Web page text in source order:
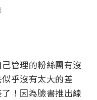
管理的粉絲團有沒
乎沒有太大的差
！因為臉書推出線